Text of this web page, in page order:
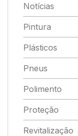
Notícias
Pintura
Plásticos
Pneus
Polimento
Proteção
Revitalização